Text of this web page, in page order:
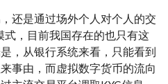
还是通过场外个人对个人的交
，目前我国存在的也只有这
，从银行系统来看，只能看到
事由，而虚拟数字货币的流向